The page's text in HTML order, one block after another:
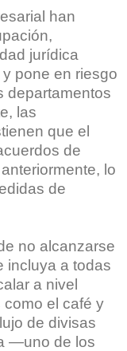
han
jurídica
pone en riesgo
departamentos
las
que el
de
lo
de
no alcanzarse
incluya a todas
a nivel
como el café y
de divisas
—uno de los